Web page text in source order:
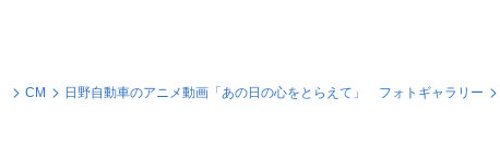
CM 日野自動車のアニメ動画「あの日の心をとらえて」 フォトギャラリー